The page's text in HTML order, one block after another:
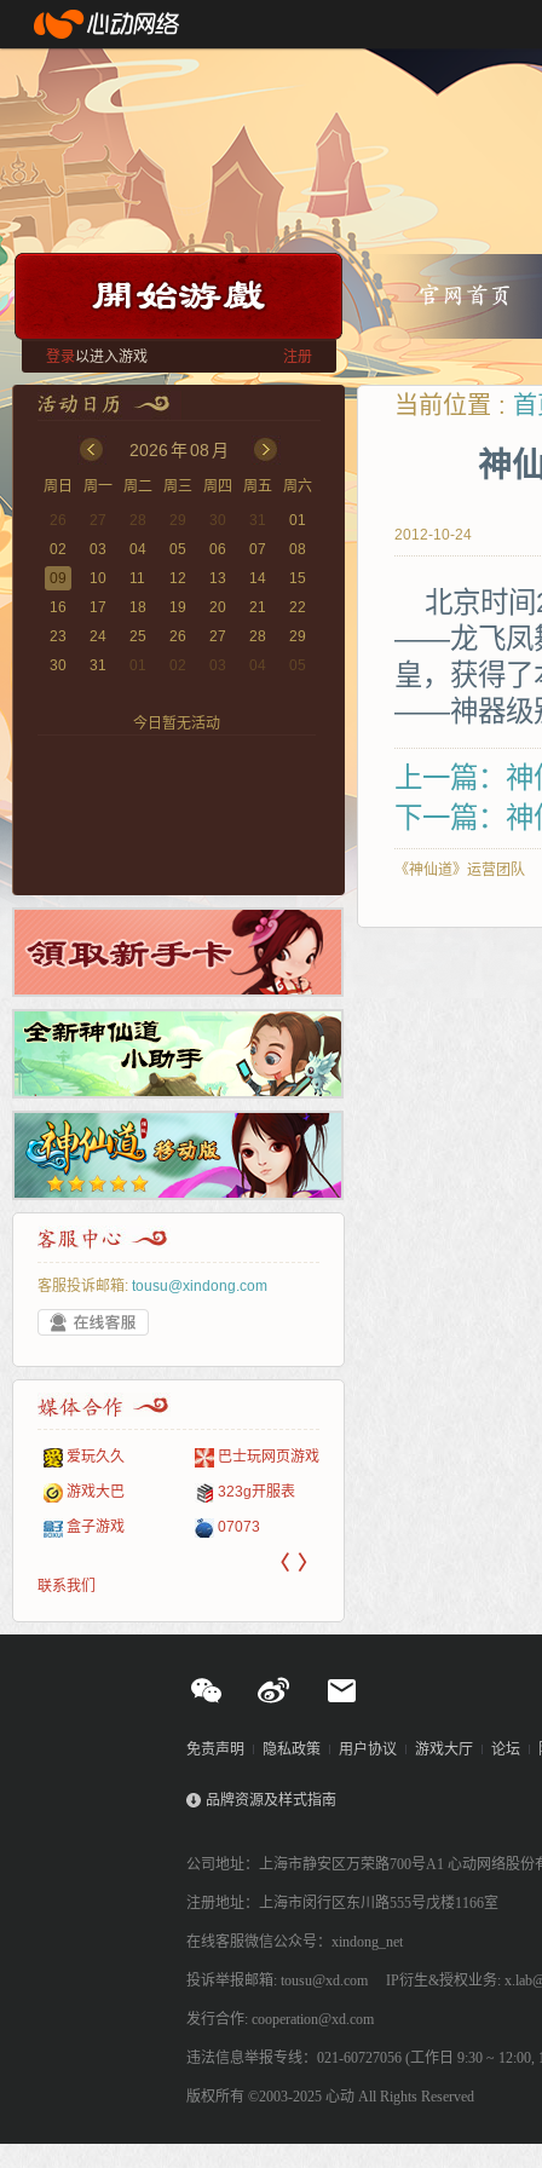
登录以进入游戏 注册
2026年08 月
周日 周一 周二 周三 周四 周五
周六
26
27 28 29 30 31
01
02
03 04 05 06 07
08
09
10 11 12 13 14
15
16
17 18 19 20 21
22
23
24 25 26 27 28
29
30
31 01 02 03 04 05
今日暂无活动
客服投诉邮箱: tousu@xindong.com
爱玩久久 巴士玩网页游戏
游戏大巴 323g开服表
盒子游戏 07073
〈 〉
联系我们
当前位置 :
神
2012-10-24
北京时
——龙飞凤
皇，获得
——神器级
上一篇：
下一篇：
《神仙道》运营团队
免责声明 隐私政策 用户协议 游戏大厅 论坛
品牌资源及样式指南
公司地址：上海市静安区万荣路700号A1 心动网络股份
注册地址：上海市闵行区东川路555号戊楼1166室
在线客服微信公众号：xindong_net
投诉举报邮箱: tousu@xd.com IP衍生&授权业务:
发行合作: cooperation@xd.com
违法信息举报专线：021-60727056 (工作日 9:30 ~ 12:00,
版权所有 ©2003-2025 心动 All Rights Reserved